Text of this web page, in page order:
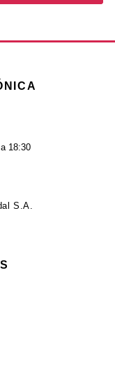
18:30
S.A.